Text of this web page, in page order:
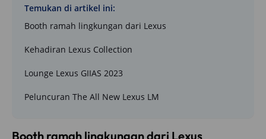
Temukan di artikel ini:
Booth ramah lingkungan dari Lexus
Kehadiran Lexus Collection
Lounge Lexus GIIAS 2023
Peluncuran The All New Lexus LM
Booth ramah lingkungan dari Lexus